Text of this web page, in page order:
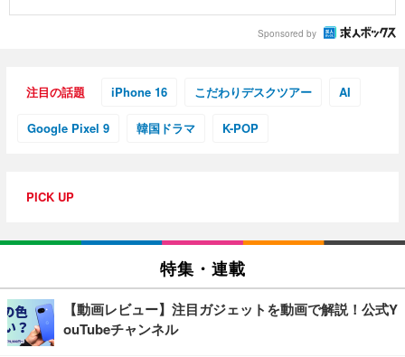
Sponsored by
注目の話題 iPhone 16 こだわりデスクツアー AI
Google Pixel 9 韓国ドラマ K-POP
PICK UP
特集・連載
【動画レビュー】注目ガジェットを動画で解説！公式Y
ouTubeチャンネル